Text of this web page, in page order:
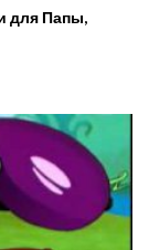
для Папы,